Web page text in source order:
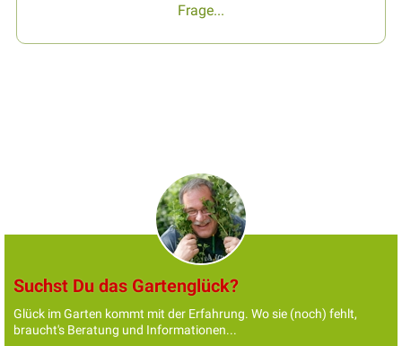
Frage...
Suchst Du das Gartenglück?
Glück im Garten kommt mit der Erfahrung. Wo sie (noch) fehlt,
braucht's Beratung und Informationen...